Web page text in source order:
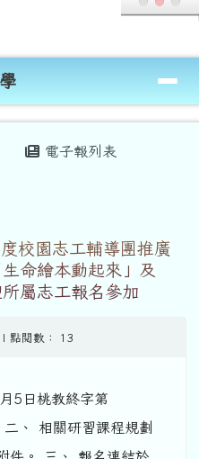
民小學
電子報列表
校園志工輔導團推廣
命繪本動起來」及
屬志工報名參加
點閱數： 13
5日桃教終字第
、 相關研習課程規劃